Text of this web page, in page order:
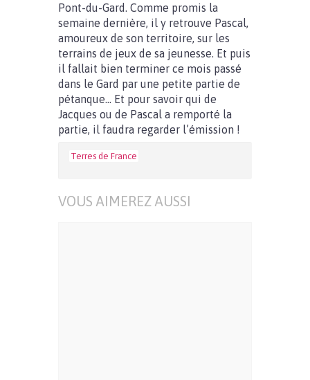
Pont-du-Gard. Comme promis la
semaine dernière, il y retrouve Pascal,
amoureux de son territoire, sur les
terrains de jeux de sa jeunesse. Et puis
il fallait bien terminer ce mois passé
dans le Gard par une petite partie de
pétanque… Et pour savoir qui de
Jacques ou de Pascal a remporté la
partie, il faudra regarder l’émission !
Terres de France
VOUS AIMEREZ AUSSI